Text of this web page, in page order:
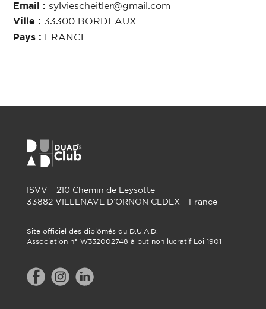
Email : sylviescheitler@gmail.com
Ville : 33300 BORDEAUX
Pays : FRANCE
ISVV – 210 Chemin de Leysotte
33882 VILLENAVE D’ORNON CEDEX – France
Site officiel des diplômés du D.U.A.D.
Association n° W332002748 à but non lucratif Loi 1901